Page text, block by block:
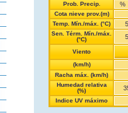
Prob. Precip.
%
Cota nieve prov.(m)
Temp. Mín./máx. (°C)
5
Sen. Térm. Mín./máx.
(°C)
5
Viento
(km/h)
Racha máx. (km/h)
Humedad relativa
(%)
Indice UV máximo